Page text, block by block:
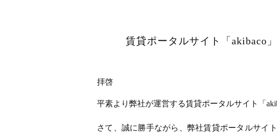
賃貸ポータルサイト「akibaco
拝啓
平素より弊社が運営する賃貸ポータルサイト「
さて、誠に勝手ながら、弊社賃貸ポータルサイ